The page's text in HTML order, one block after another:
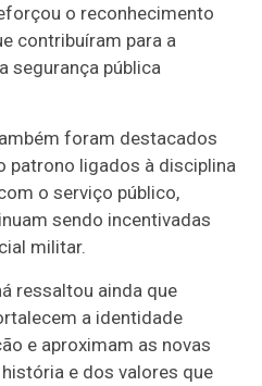
o reconhecimento
contribuíram para a
segurança pública
foram destacados
patrono ligados à disciplina
o serviço público,
sendo incentivadas
militar.
ressaltou ainda que
a identidade
e aproximam as novas
e dos valores que